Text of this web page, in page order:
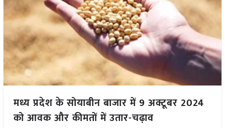
मध्य प्रदेश के सोयाबीन बाजार में 9 अक्टूबर 2024
को आवक और कीमतों में उतार-चढ़ाव